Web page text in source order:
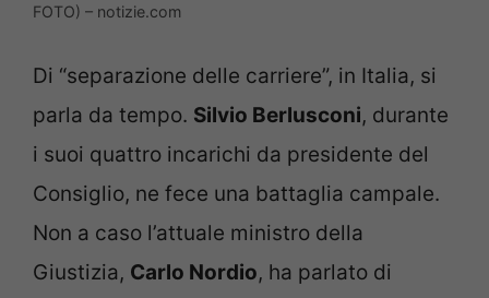
FOTO) – notizie.com
Di “separazione delle carriere”, in Italia, si
parla da tempo. Silvio Berlusconi, durante
i suoi quattro incarichi da presidente del
Consiglio, ne fece una battaglia campale.
Non a caso l’attuale ministro della
Giustizia, Carlo Nordio, ha parlato di